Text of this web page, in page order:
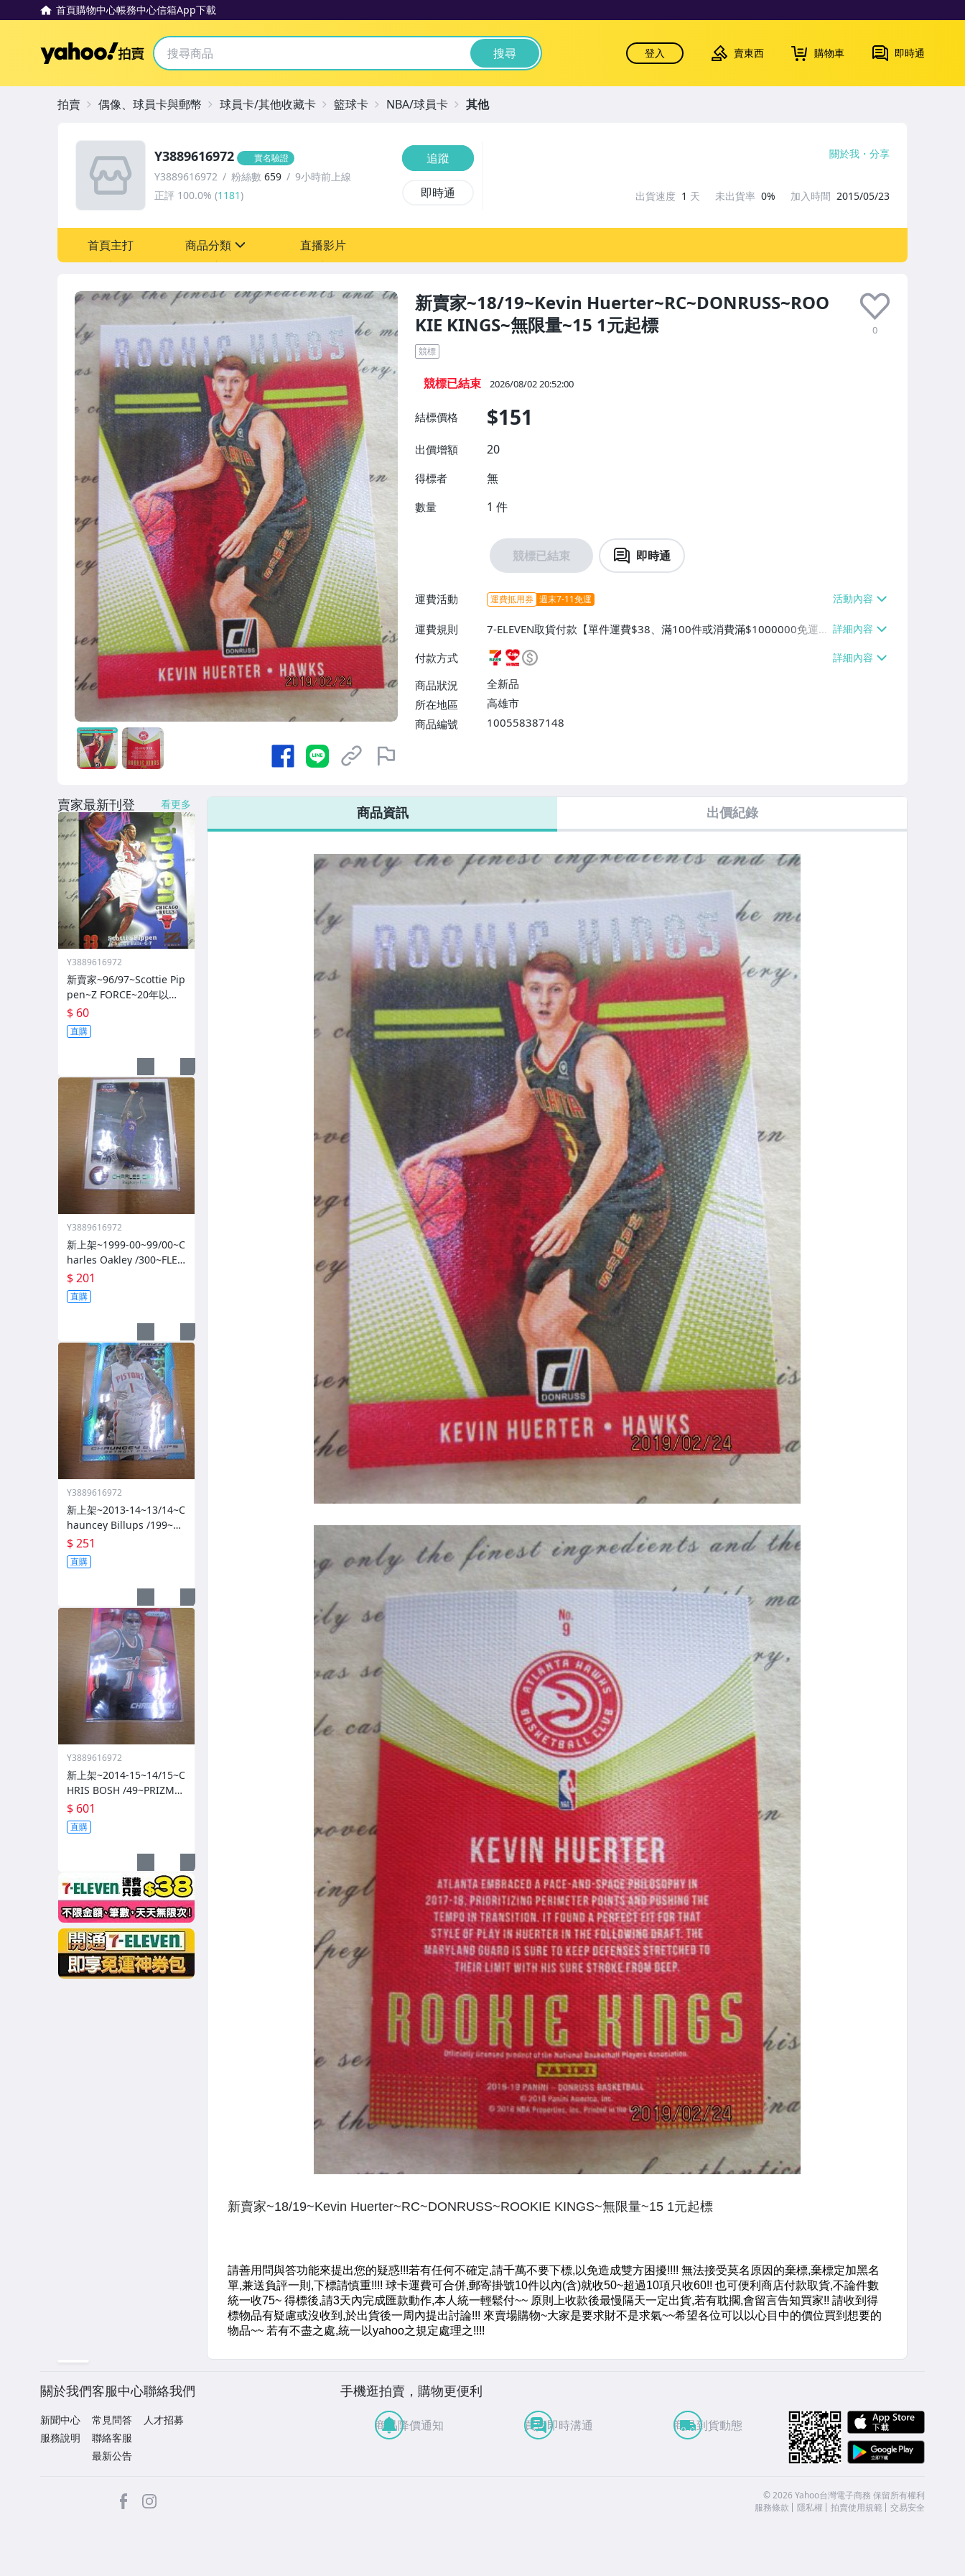
首頁購物中心帳務中心信箱App下載
Yahoo拍賣 搜尋 登入 賣東西 購物車 即時通
新賣家~18/19~Kevin Huerter~RC~DONRUSS~ROO
KIE KINGS~無限量~15 1元起標
0
競標
競標已結束 2026/08/02 20:52:00
結標價格 $151
出價增額 20
得標者 無
數量 1 件
競標已結束 即時通
運費活動 運費抵用券 週末7-11免運
運費規則
7-ELEVEN取貨付款【單件運費$38、滿100件或消費滿$1000000免運
費】、7-ELEVEN取貨不付款【單件運費$38】、萊爾富取貨付款【單件
運費$60、滿50件或消費滿$300000免運費】、郵局掛號【單件運費$5
0、滿30件或消費滿$30000免運費】
付款方式
商品狀況
全新品
所在地區
高雄市
商品編號
100558387148
Y3889616972 實名驗證
Y3889616972 粉絲數 659
9小時前上線
正評 100.0% (1181)
追蹤
即時通
關於我 分享
出貨速度 1 天 未出貨率 0% 加入時間 2015/05/23
首頁主打 商品分類 直播影片
拍賣 偶像、球員卡與郵幣 球員卡/其他收藏卡 籃球卡 NBA/球員卡 其他
商品資訊 出價紀錄
賣家最新刊登 看更多
Y3889616972
新賣家~96/97~Scottie Pip
pen~Z FORCE~20年以上
歷史~無限量~
$ 60
直購
Y3889616972
新上架~1999-00~99/00~C
harles Oakley /300~FLEE
R~~限量/300~1060114-1
$ 201
直購
Y3889616972
新上架~2013-14~13/14~C
hauncey Billups /199~PR
IZM~SILVER~藍亮~限量/1
99~1060114-1
$ 251
直購
Y3889616972
新上架~2014-15~14/15~C
HRIS BOSH /49~PRIZM~S
ILVER~紅亮~低限量/49~1
060114-1
$ 601
直購
關於我們
新聞中心
服務說明
客服中心
常見問答
聯絡客服
最新公告
聯絡我們
人才招募
手機逛拍賣，購物更便利
商品降價通知 買賣即時溝通 商品到貨動態
facebook ©2026 Yahoo台灣電子商務 保留所有權利
服務條款
隱私權 拍賣使用規範 交易安全